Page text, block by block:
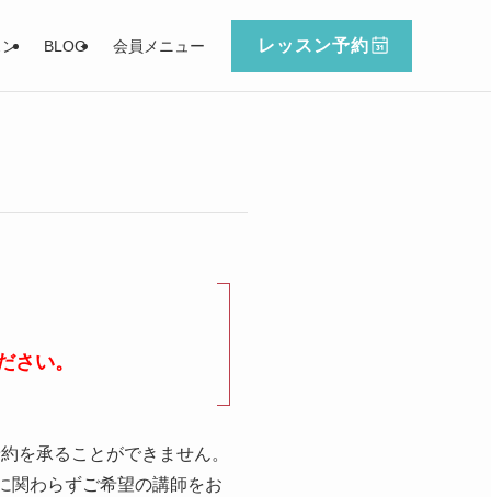
BLOG 会員メニュー レッスン予約
さい。
を承ることができません。
関わらずご希望の講師をお